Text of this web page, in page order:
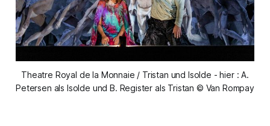
Theatre Royal de la Monnaie / Tristan und Isolde - hier : A.
Petersen als Isolde und B. Register als Tristan © Van Rompay